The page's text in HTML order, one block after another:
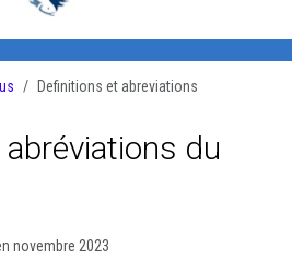
Definitions et abreviations
du
novembre 2023